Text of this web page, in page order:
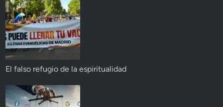
El falso refugio de la espiritualidad